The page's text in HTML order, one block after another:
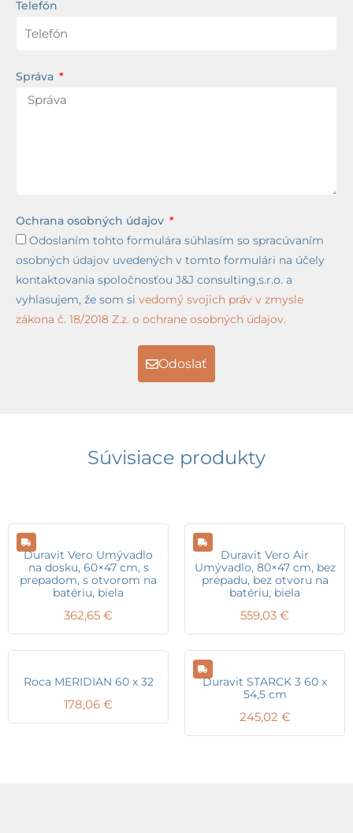
Telefón
Správa
Ochrana osobných údajov
Odoslaním tohto formulára súhlasím so spracúvaním
osobných údajov uvedených v tomto formulári na účely
kontaktovania spoločnosťou J&J consulting,s.r.o. a
vyhlasujem, že som si vedomý svojich práv v zmysle
zákona č. 18/2018 Z.z. o ochrane osobných údajov.
Odoslať
Súvisiace produkty
Duravit Vero Umývadlo
na dosku, 60×47 cm, s
prepadom, s otvorom na
batériu, biela
362,65 €
Duravit Vero Air
Umývadlo, 80×47 cm, bez
prepadu, bez otvoru na
batériu, biela
559,03 €
Roca MERIDIAN 60 x 32
178,06 €
Duravit STARCK 3 60 x
54,5 cm
245,02 €